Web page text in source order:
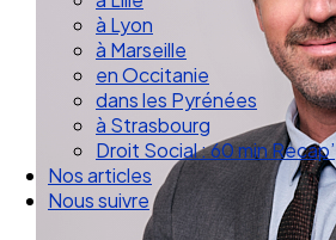
à Lille
à Lyon
à Marseille
en Occitanie
dans les Pyrénées
à Strasbourg
Droit Social : 60 min Recap’
Nos articles
Nous suivre